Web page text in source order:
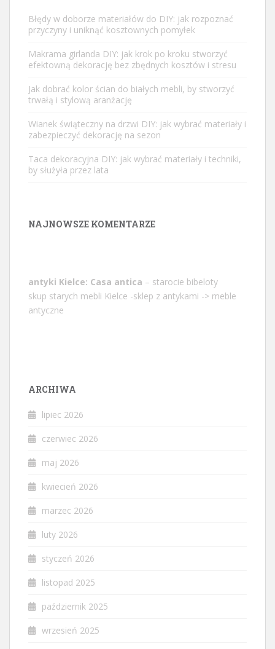
Błędy w doborze materiałów do DIY: jak rozpoznać
przyczyny i uniknąć kosztownych pomyłek
Makrama girlanda DIY: jak krok po kroku stworzyć
efektowną dekorację bez zbędnych kosztów i stresu
Jak dobrać kolor ścian do białych mebli, by stworzyć
trwałą i stylową aranżację
Wianek świąteczny na drzwi DIY: jak wybrać materiały i
zabezpieczyć dekorację na sezon
Taca dekoracyjna DIY: jak wybrać materiały i techniki,
by służyła przez lata
NAJNOWSZE KOMENTARZE
antyki Kielce: Casa antica – starocie bibeloty
skup starych mebli Kielce -sklep z antykami -> meble
antyczne
ARCHIWA
lipiec 2026
czerwiec 2026
maj 2026
kwiecień 2026
marzec 2026
luty 2026
styczeń 2026
listopad 2025
październik 2025
wrzesień 2025